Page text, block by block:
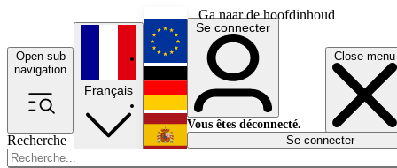
Ga naar de hoofdinhoud
Open sub
navigation
Close menu
Recherche
Français
English
Deutsch
Español
Se connecter
Vous êtes déconnecté.
Se connecter